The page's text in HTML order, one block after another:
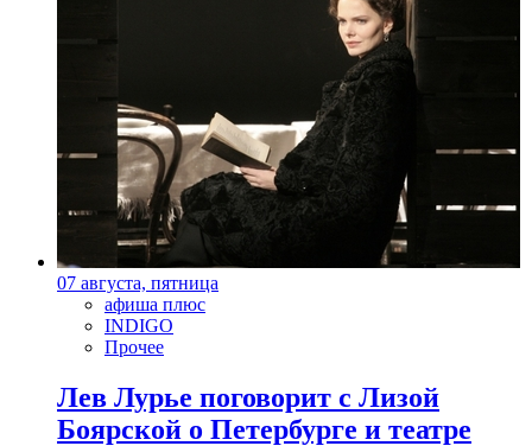
07 августа, пятница
афиша плюс
INDIGO
Прочее
Лев Лурье поговорит с Лизой
Боярской о Петербурге и театре